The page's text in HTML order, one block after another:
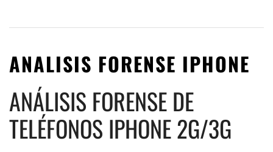
ANALISIS FORENSE IPHONE
ANÁLISIS FORENSE DE
TELÉFONOS IPHONE 2G/3G